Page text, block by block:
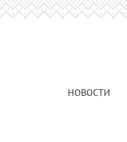
НОВОСТИ